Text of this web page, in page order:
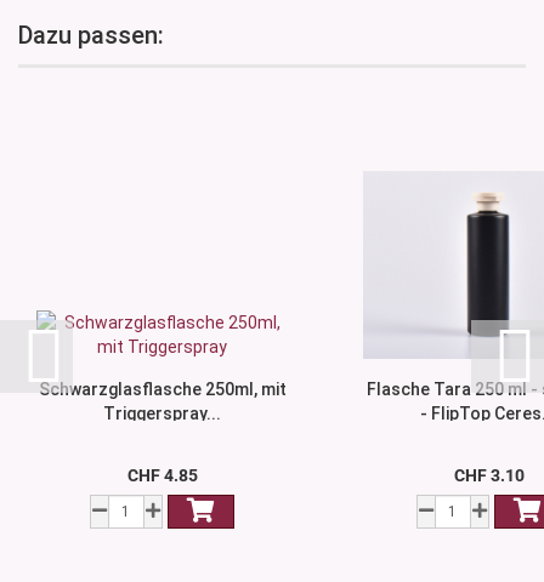
Dazu passen:
Schwarzglasflasche 250ml, mit
Triggerspray...
CHF 4.85
Flasche Tara 250 ml
- FlipTop
CHF 3.10